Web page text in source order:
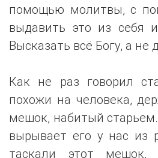
помощью молитвы, с
выдавить это из себя
Высказать всё Богу, а не
Как не раз говорил
похожи на человека,
мешок, набитый
вырывает его у нас из
таскали этот мешок,